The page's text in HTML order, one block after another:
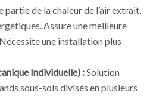
partie de la chaleur de l’air extrait,
Assure une meilleure
une installation plus
Individuelle) :Solution
sous-sols divisés en plusieurs